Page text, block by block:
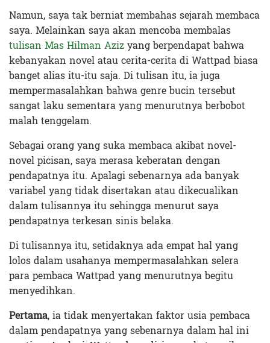
Namun, saya tak berniat membahas sejarah membaca
saya. Melainkan saya akan mencoba membalas
tulisan Mas Hilman Azizyang berpendapat bahwa
kebanyakan novel atau cerita-cerita di Wattpad biasa
banget alias itu-itu saja. Di tulisan itu, ia juga
mempermasalahkan bahwa genre bucin tersebut
sangat laku sementara yang menurutnya berbobot
malah tenggelam.
Sebagai orang yang suka membaca akibat novel-
novel picisan, saya merasa keberatan dengan
pendapatnya itu. Apalagi sebenarnya ada banyak
variabel yang tidak disertakan atau dikecualikan
dalam tulisannya itu sehingga menurut saya
pendapatnya terkesan sinis belaka.
Di tulisannya itu, setidaknya ada empat hal yang
lolos dalam usahanya mempermasalahkan selera
para pembaca Wattpad yang menurutnya begitu
menyedihkan.
Pertama, ia tidak menyertakan faktor usia pembaca
dalam pendapatnya yang sebenarnya dalam hal ini